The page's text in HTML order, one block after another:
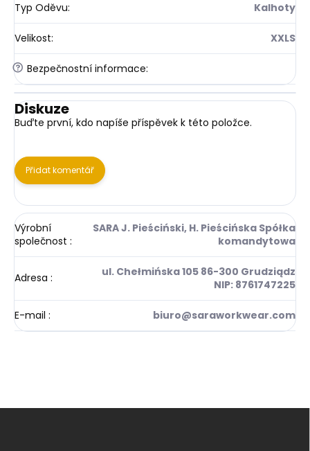
Typ Oděvu: Kalhoty
Velikost: XXLS
? Bezpečnostní informace:
Diskuze
Buďte první, kdo napíše příspěvek k této položce.
Přidat komentář
Výrobní
společnost :
SARA J. Pieściński, H. Pieścińska Spółka
komandytowa
Adresa :
ul. Chełmińska 105 86-300 Grudziądz
NIP: 8761747225
E-mail : biuro@saraworkwear.com